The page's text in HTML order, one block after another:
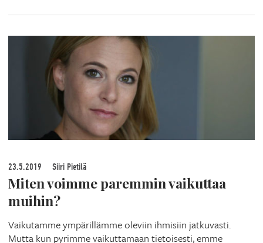
23.5.2019 Siiri Pietilä
Miten voimme paremmin vaikuttaa
muihin?
Vaikutamme ympärillämme oleviin ihmisiin jatkuvasti.
Mutta kun pyrimme vaikuttamaan tietoisesti, emme